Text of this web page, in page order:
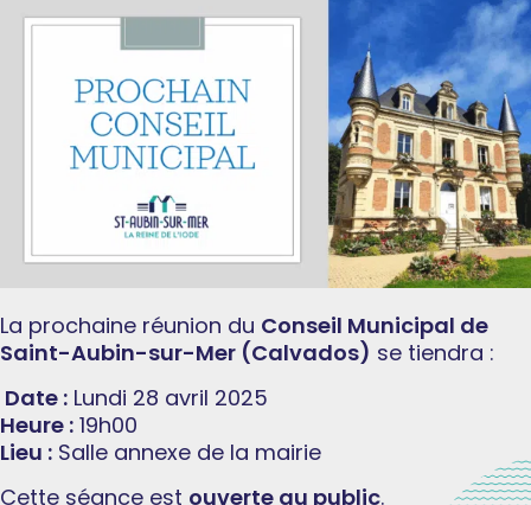
La prochaine réunion du Conseil Municipal de
Saint-Aubin-sur-Mer (Calvados) se tiendra :
Date : Lundi 28 avril 2025
Heure : 19h00
Lieu : Salle annexe de la mairie
Cette séance est ouverte au public.